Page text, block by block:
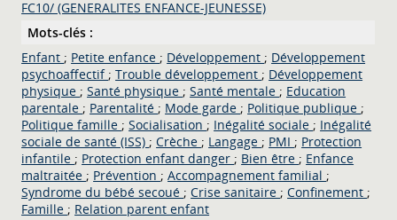
FC10/ (GENERALITES ENFANCE-JEUNESSE)
Mots-clés :
Enfant ; Petite enfance ; Développement ; Développement
psychoaffectif ; Trouble développement ; Développement
physique ; Santé physique ; Santé mentale ; Education
parentale ; Parentalité ; Mode garde ; Politique publique ;
Politique famille ; Socialisation ; Inégalité sociale ; Inégalité
sociale de santé (ISS) ; Crèche ; Langage ; PMI ; Protection
infantile ; Protection enfant danger ; Bien être ; Enfance
maltraitée ; Prévention ; Accompagnement familial ;
Syndrome du bébé secoué ; Crise sanitaire ; Confinement ;
Famille ; Relation parent enfant